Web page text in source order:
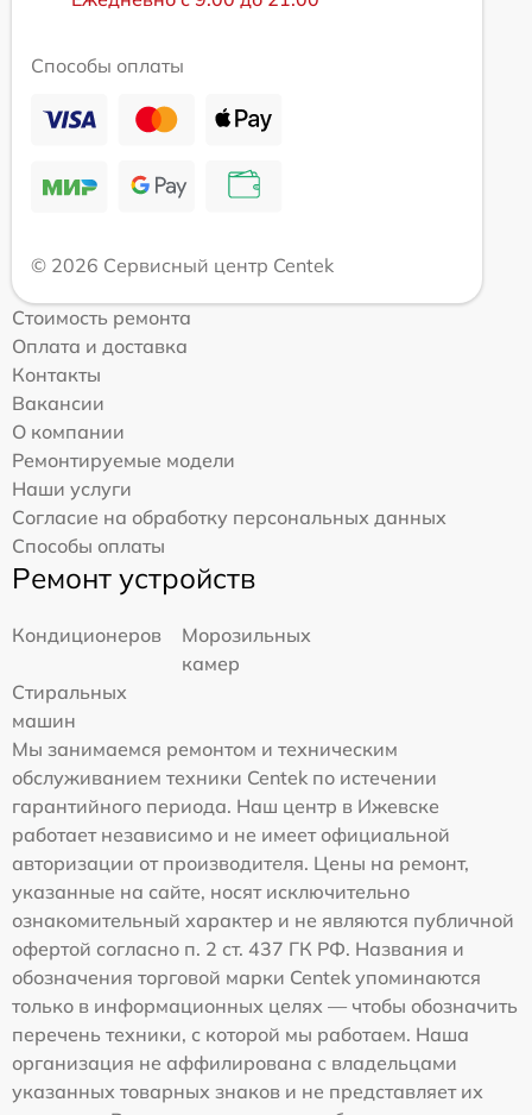
Способы оплаты
© 2026 Сервисный центр Centek
Стоимость ремонта
Оплата и доставка
Контакты
Вакансии
О компании
Ремонтируемые модели
Наши услуги
Согласие на обработку персональных данных
Способы оплаты
Ремонт устройств
Кондиционеров
Морозильных
камер
Стиральных
машин
Мы занимаемся ремонтом и техническим
обслуживанием техники Centek по истечении
гарантийного периода. Наш центр в Ижевске
работает независимо и не имеет официальной
авторизации от производителя. Цены на ремонт,
указанные на сайте, носят исключительно
ознакомительный характер и не являются публичной
офертой согласно п. 2 ст. 437 ГК РФ. Названия и
обозначения торговой марки Centek упоминаются
только в информационных целях — чтобы обозначить
перечень техники, с которой мы работаем. Наша
организация не аффилирована с владельцами
указанных товарных знаков и не представляет их